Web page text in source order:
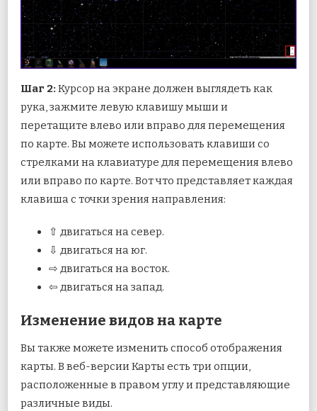
Шаг 2: Курсор на экране должен выглядеть как
рука, зажмите левую клавишу мыши и
перетащите влево или вправо для перемещения
по карте. Вы можете использовать клавиши со
стрелками на клавиатуре для перемещения влево
или вправо по карте. Вот что представляет каждая
клавиша с точки зрения направления:
⇧ двигаться на север.
⇩ двигаться на юг.
⇨ двигаться на восток.
⇦ двигаться на запад.
Изменение видов на карте
Вы также можете изменить способ отображения
карты. В веб-версии Карты есть три опции,
расположенные в правом углу и представляющие
различные виды.